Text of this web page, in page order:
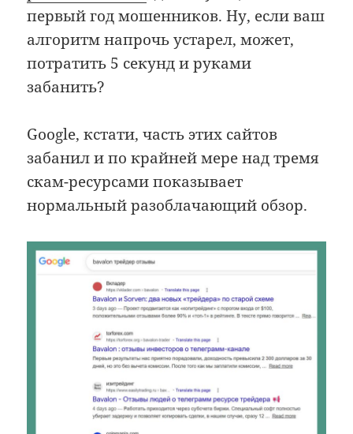
первый год мошенников. Ну, если ваш
алгоритм напрочь устарел, может,
потратить 5 секунд и руками
забанить?
Google, кстати, часть этих сайтов
забанил и по крайней мере над тремя
скам-ресурсами показывает
нормальный разоблачающий обзор.